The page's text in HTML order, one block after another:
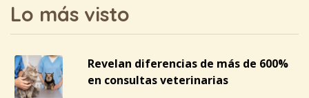
Lo más visto
Revelan diferencias de más de 600%
en consultas veterinarias